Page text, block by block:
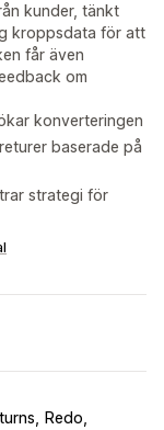
kunder, tänkt
kroppsdata för att
får även
om
konverteringen
baserade på
strategi för
Redo